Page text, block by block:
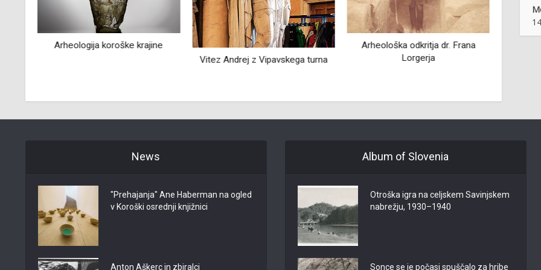
Arheologija koroške krajine
Vitez Andrej z Vipavskega turna
Arheološka odkritja dr. Frana
Lorgerja
News
"Prehajanja" Ane Haberman na ogled
v Koroški osrednji knjižnici
Anton Aškerc in zbiralci
Album of Slovenia
Otroška igra na celjskem Savinjskem
nabrežju, 1930–1940
Sonce se je počasi spuščalo za hribe